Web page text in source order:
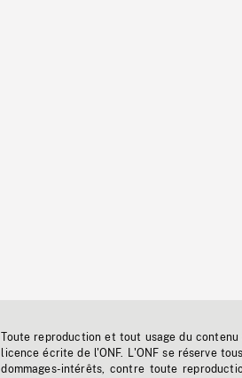
Toute reproduction et tout usage du
licence écrite de l'ONF. L'ONF se réserve
dommages-intérêts, contre toute